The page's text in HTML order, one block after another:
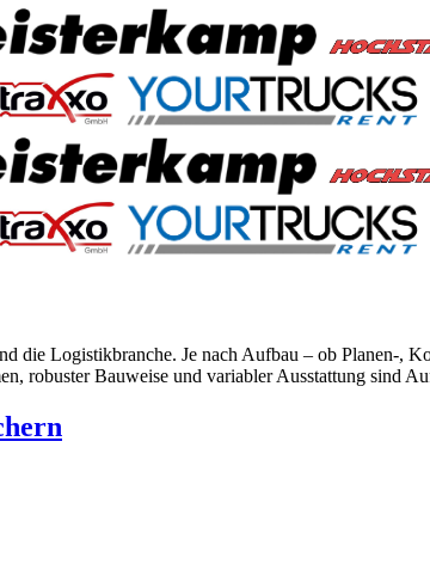
die Logistikbranche. Je nach Aufbau – ob Planen-,
robuster Bauweise und variabler Ausstattung sind